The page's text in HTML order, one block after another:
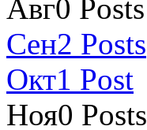
Авг0 Posts
Сен2 Posts
Окт1 Post
Ноя0 Posts